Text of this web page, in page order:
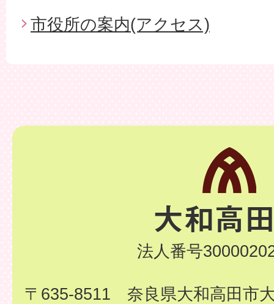
市役所の案内(アクセス)
法人番号
〒635-8511 奈良県大和高田市